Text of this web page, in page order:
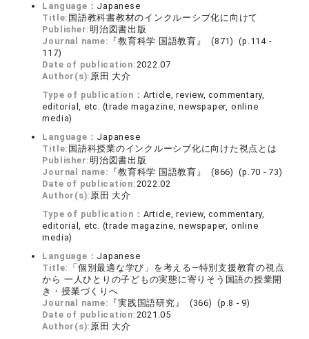
Language： Japanese
Title: 国語教科書教材のインクルーシブ化に向けて
Publisher:明治図書出版
Journal name: 『教育科学 国語教育』 (871) (p.114 -
117)
Date of publication:2022.07
Author(s): 原田 大介
Type of publication： Article, review, commentary,
editorial, etc. (trade magazine, newspaper, online
media)
Language： Japanese
Title: 国語科授業のインクルーシブ化に向けた視点とは
Publisher:明治図書出版
Journal name: 『教育科学 国語教育』 (866) (p.70 - 73)
Date of publication:2022.02
Author(s): 原田 大介
Type of publication： Article, review, commentary,
editorial, etc. (trade magazine, newspaper, online
media)
Language： Japanese
Title: 「個別最適な学び」を考える―特別支援教育の視点
から 一人ひとりの子どもの実態に寄りそう国語の授業開
き・授業づくりへ
Journal name: 『実践国語研究』 (366) (p.8 - 9)
Date of publication:2021.05
Author(s): 原田 大介